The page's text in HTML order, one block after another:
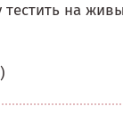
тестить на